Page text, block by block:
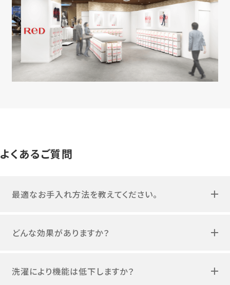
よくあるご質問
最適なお手入れ方法を教えてください。
どんな効果がありますか？
洗濯により機能は低下しますか？